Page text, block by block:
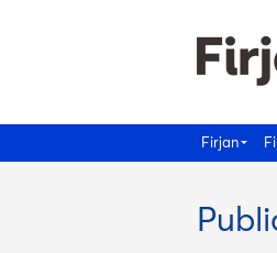
Firjan